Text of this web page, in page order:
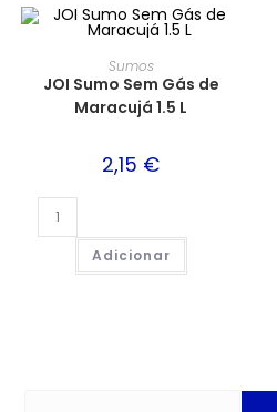
Sumos
JOI Sumo Sem Gás de
Maracujá 1.5 L
2,15 €
Adicionar